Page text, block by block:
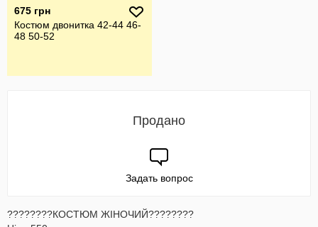
675 грн
Костюм двонитка 42-44 46-
48 50-52
Продано
Задать вопрос
????????КОСТЮМ ЖІНОЧИЙ????????